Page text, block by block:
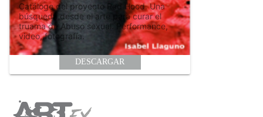
Catálogo del proyecto Red Hood. Una
búsqueda desde el arte para curar el
truama de Abuso sexual. Performance,
video, fotografía.
DESCARGAR